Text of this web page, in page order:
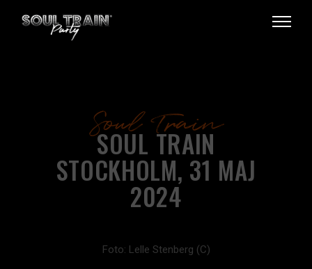
Soul Train
SOUL TRAIN
STOCKHOLM, 31 MAJ
2024
Foto: Lelle Stenberg (C)